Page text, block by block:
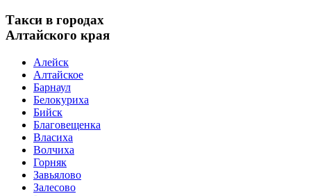
Такси в городах
Алтайского края
Алейск
Алтайское
Барнаул
Белокуриха
Бийск
Благовещенка
Власиха
Волчиха
Горняк
Завьялово
Залесово